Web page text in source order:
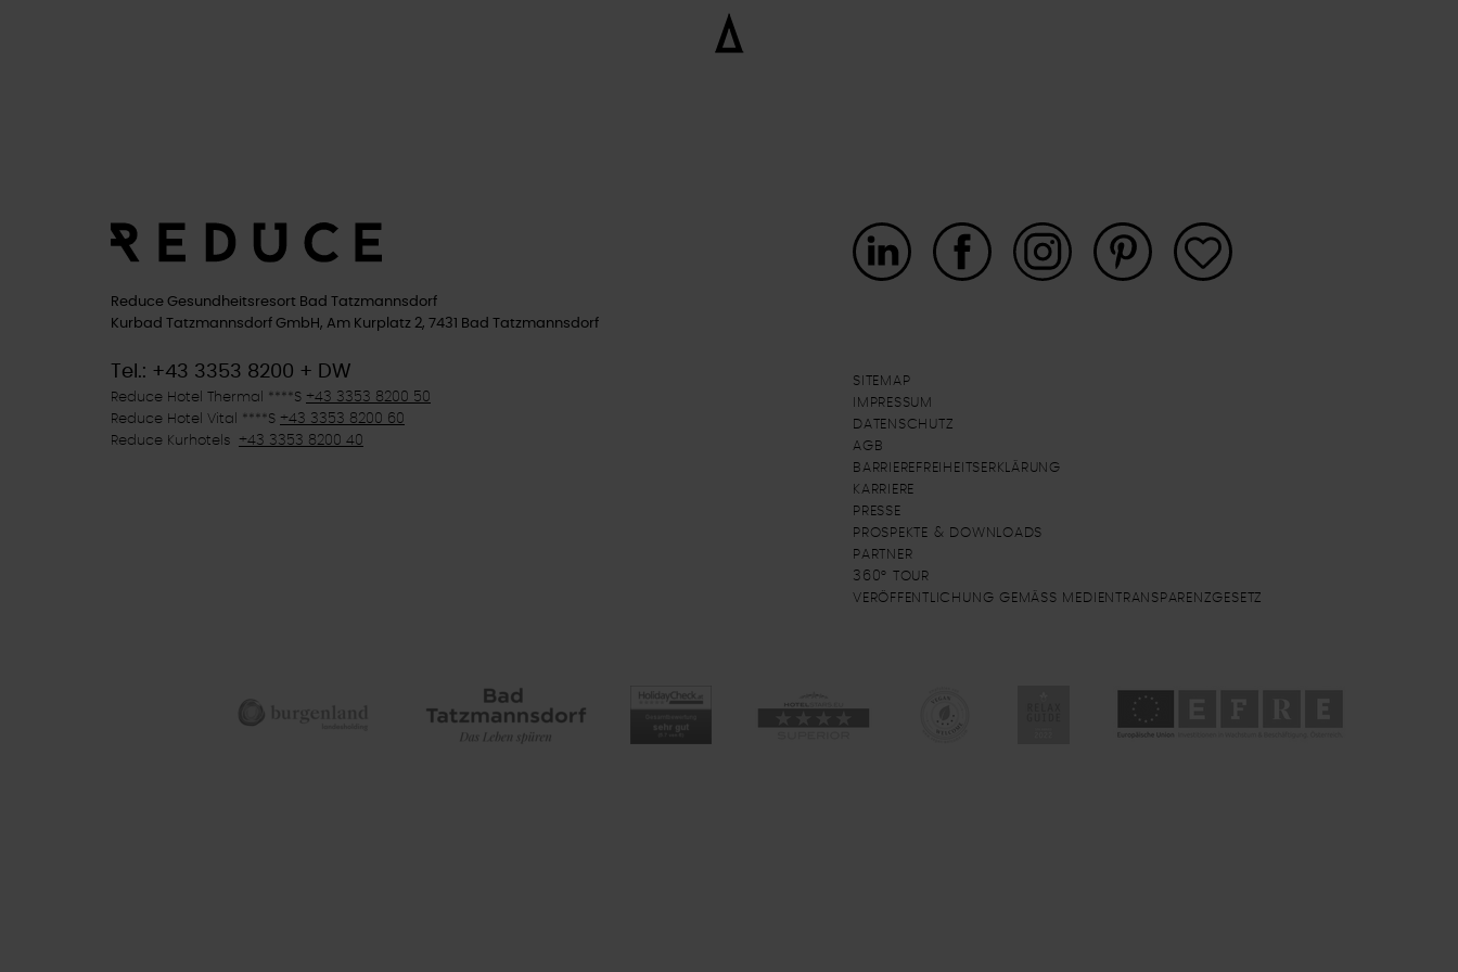
Reduce Gesundheitsresort Bad Tatzmannsdorf
Kurbad Tatzmannsdorf GmbH, Am Kurplatz 2, 7431 Bad Tatzmannsdorf
Tel.: +43 3353 8200 + DW
Reduce Hotel Thermal ****S +43 3353 8200 50
Reduce Hotel Vital ****S +43 3353 8200 60
Reduce Kurhotels +43 3353 8200 40
SITEMAP
IMPRESSUM
DATENSCHUTZ
AGB
BARRIEREFREIHEITSERKLÄRUNG
KARRIERE
PRESSE
PROSPEKTE & DOWNLOADS
PARTNER
360° TOUR
VERÖFFENTLICHUNG GEMÄSS MEDIENTRANSPARENZGESETZ